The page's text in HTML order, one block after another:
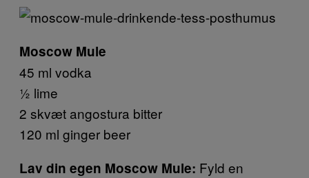
Moscow Mule
45 ml vodka
½ lime
2 skvæt angostura bitter
120 ml ginger beer
Lav din egen Moscow Mule: Fyld en